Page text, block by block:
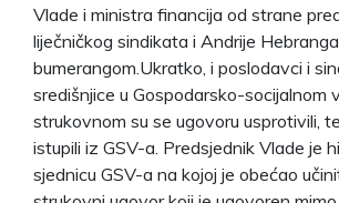
Vlade i ministra financija od strane
liječničkog sindikata i Andrije
bumerangom.Ukratko, i poslodavci i
središnjice u Gospodarsko-socijalnom
strukovnom su se ugovoru usprotivili,
istupili iz GSV-a. Predsjednik Vlade je
sjednicu GSV-a na kojoj je obećao